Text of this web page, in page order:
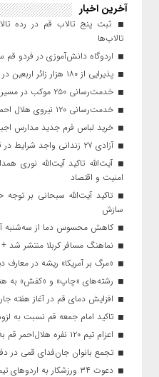
آخرین اخبار
ثبت پنج تالاب قم در رده
تالاب‌ها
اردوگاه دانش‌آموزی در فردو
پذیرایی از ۱۸۰ هزار زائر اربعین در مسجد جمکران
خدمت‌رسانی ۲۵۰ موکب در مسیر پیاده‌روی اربعین در قم
خدمت‌رسانی ۱۲۰ نیروی هلال احمر قمی در اربعین
خرید لباس فرم جدید مدارس
آزادی ۲۷ زندانی واجد شرایط در قم به مناسبت اربعین
آیت‌الله تاکید آیت‌الله نوری
امنیت و اقتصاد
تاکید آیت‌الله‌ سبحانی بر
سازش
کاهش محسوس دما از سه‌شنبه
نماهنگ مسافر کربلا منتشر شد +
«مرگ بر آمریکا» ریشه در معارف
رشته‌های «چاپ» و «کفش» به
افزایش دمای قم در آغاز هفته
تاکید امام جمعه قم نسبت به
اعزام تیم ۱۲۰ نفره هلال‌احمر قم به کربلا
تجمع بانوان جان‌فدای قمی در
دعوت ۳۴ ورزشکار به اردوهای تیم ملی